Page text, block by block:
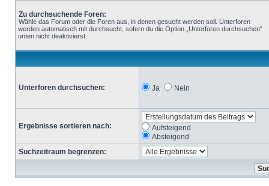
Zu durchsuchende Foren:
Wähle das Forum oder die Foren aus, in denen gesucht werden soll. Unterforen
werden automatisch mit durchsucht, sofern du die Option „Unterforen durchsuchen“
unten nicht deaktivierst.
Unterforen durchsuchen: Ja Nein
Ergebnisse sortieren nach:
Aufsteigend
Absteigend
Suchzeitraum begrenzen: